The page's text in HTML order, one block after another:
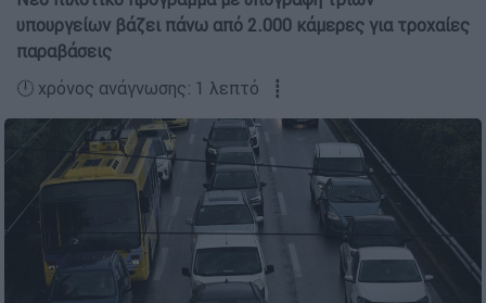
υπουργείων βάζει πάνω από 2.000 κάμερες για τροχαίες
παραβάσεις
🕛 χρόνος ανάγνωσης: 1 λεπτό ┋